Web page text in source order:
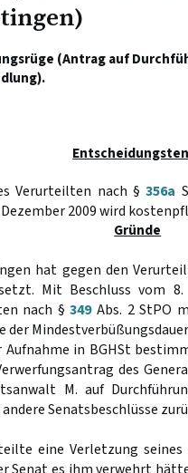
(Antrag auf
Verurteilten nach §356a
2009 wird
Gründe
hat gegen den
Mit Beschluss vom
nach §349Abs. 2 StPO
der
in BGHSt
des
M. auf
Senatsbeschlüsse
eine Verletzung